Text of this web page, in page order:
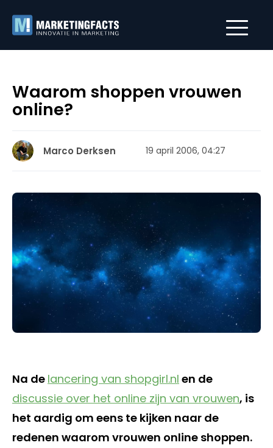
Waarom shoppen vrouwen
online?
Marco Derksen 19 april 2006, 04:27
Na de lancering van shopgirl.nl en de
discussie over het online zijn van vrouwen, is
het aardig om eens te kijken naar de
redenen waarom vrouwen online shoppen.